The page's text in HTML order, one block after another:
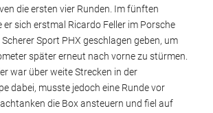
die ersten vier Runden. Im fünften
er sich erstmal Ricardo Feller im Porsche
Sport PHX geschlagen geben, um
später erneut nach vorne zu stürmen.
war über weite Strecken in der
dabei, musste jedoch eine Runde vor
die Box ansteuern und fiel auf